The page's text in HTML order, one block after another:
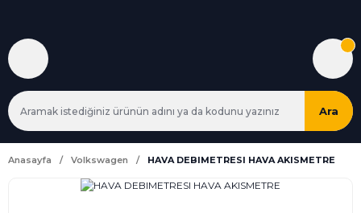
Ara
Anasayfa Volkswagen HAVA DEBIMETRESI HAVA AKISMETRE